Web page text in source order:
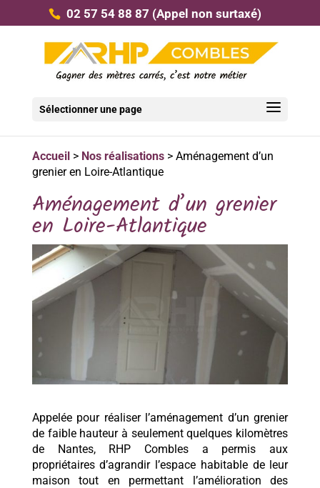
02 57 54 88 87 (Appel non surtaxé)
Sélectionner une page
Accueil> Nos réalisations> Aménagement d’un
grenier en Loire-Atlantique
Aménagement d’un grenier
en Loire-Atlantique
Appelée pour réaliser l’aménagement d’un grenier
de faible hauteur à seulement quelques kilomètres
de Nantes, RHP Combles a permis aux
propriétaires d’agrandir l’espace habitable de leur
maison tout en permettant l’amélioration des